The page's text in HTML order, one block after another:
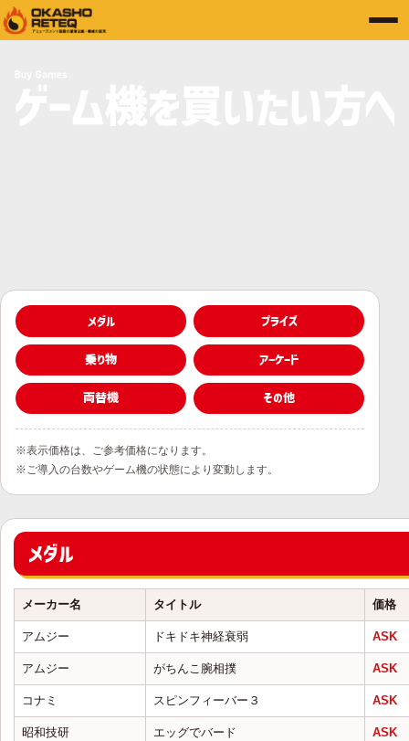
メダル プライズ
乗り物 アーケード
両替機 その他
※表示価格は、ご参考価格になります。
※ご導入の台数やゲーム機の状態により変動します。
メダル
メーカー名 タイトル 価格
アムジー ドキドキ神経衰弱 ASK
アムジー がちんこ腕相撲 ASK
コナミ スピンフィーバー３ ASK
昭和技研 エッグでバード ASK